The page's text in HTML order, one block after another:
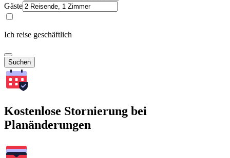
Gäste
Ich reise geschäftlich
Suchen
Kostenlose Stornierung bei
Planänderungen